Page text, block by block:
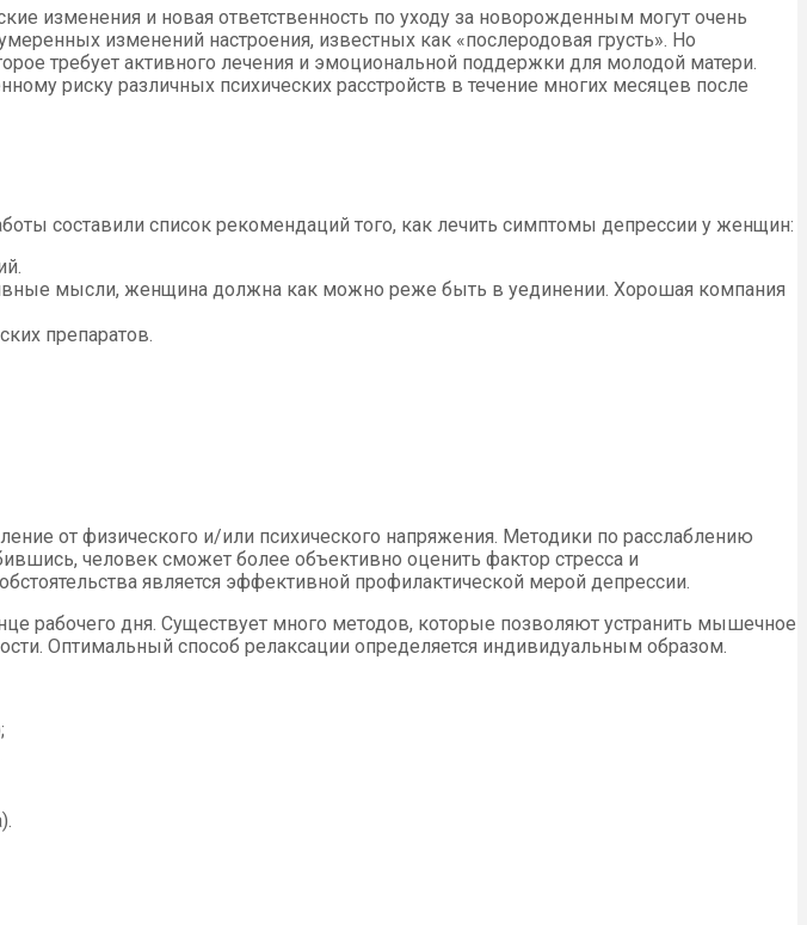
изменения и новая ответственность по уходу за новорожденным могут очень
изменений настроения, известных как «послеродовая грусть». Но
требует активного лечения и эмоциональной поддержки для молодой матери.
риску различных психических расстройств в течение многих месяцев после
составили список рекомендаций того, как лечить симптомы депрессии у женщин:
мысли, женщина должна как можно реже быть в уединении. Хорошая компания
препаратов.
от физического и/или психического напряжения. Методики по расслаблению
человек сможет более объективно оценить фактор стресса и
является эффективной профилактической мерой депрессии.
рабочего дня. Существует много методов, которые позволяют устранить мышечное
Оптимальный способ релаксации определяется индивидуальным образом.